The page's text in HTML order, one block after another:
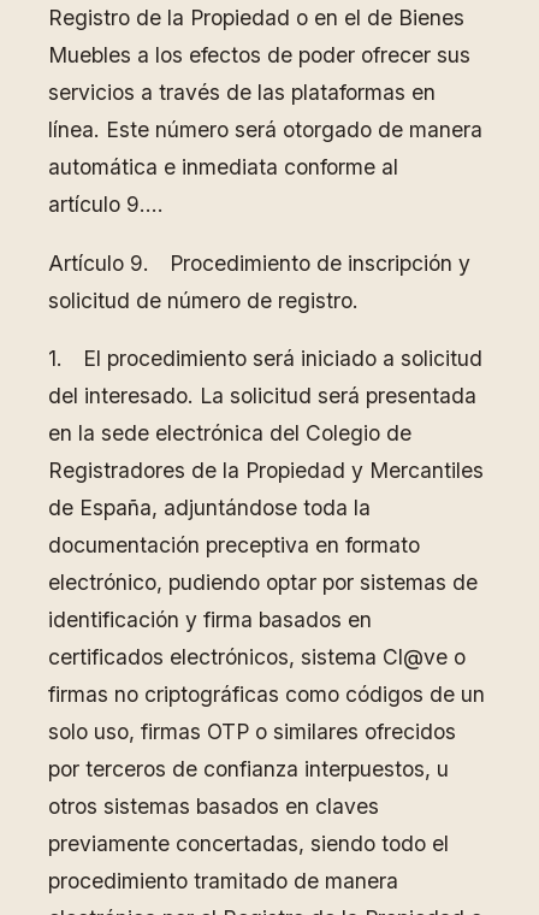
Registro de la Propiedad o en el de Bienes
Muebles a los efectos de poder ofrecer sus
servicios a través de las plataformas en
línea. Este número será otorgado de manera
automática e inmediata conforme al
artículo 9….
Artículo 9. Procedimiento de inscripción y
solicitud de número de registro.
1. El procedimiento será iniciado a solicitud
del interesado. La solicitud será presentada
en la sede electrónica del Colegio de
Registradores de la Propiedad y Mercantiles
de España, adjuntándose toda la
documentación preceptiva en formato
electrónico, pudiendo optar por sistemas de
identificación y firma basados en
certificados electrónicos, sistema Cl@ve o
firmas no criptográficas como códigos de un
solo uso, firmas OTP o similares ofrecidos
por terceros de confianza interpuestos, u
otros sistemas basados en claves
previamente concertadas, siendo todo el
procedimiento tramitado de manera